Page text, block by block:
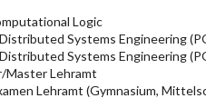
Logic
Systems Engineering
Systems Engineering
Master Lehramt
Lehramt (Gymnasium,